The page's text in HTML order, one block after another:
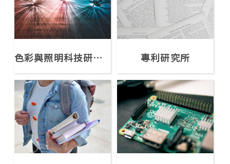
色彩與照明科技研究所 專利研究所